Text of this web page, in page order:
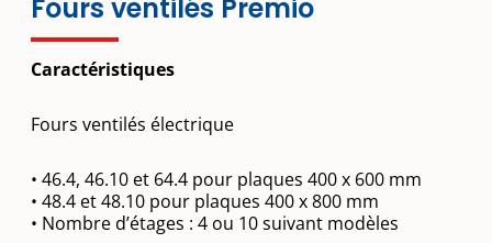
Fours ventilés Premio
Caractéristiques
Fours ventilés électrique
• 46.4, 46.10 et 64.4 pour plaques 400 x 600 mm
• 48.4 et 48.10 pour plaques 400 x 800 mm
• Nombre d’étages : 4 ou 10 suivant modèles